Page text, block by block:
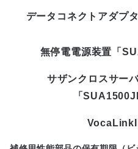
データコネクトアダプ
無停電電源装置「
サザンクロスサー
「
VocaLinkII